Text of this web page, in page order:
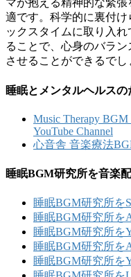
マが抱える精神的な緊
適です。科学的に裏付
ックスタイムに取り入
ることで、心身のバラ
させることができるでし
睡眠とメンタルヘルス
Music Therapy BGM
YouTube Channel
心音舎 音楽療法
睡眠BGM研究所を音楽
睡眠BGM研究所を
睡眠BGM研究所を
睡眠BGM研究所を
睡眠BGM研究所を
睡眠BGM研究所を